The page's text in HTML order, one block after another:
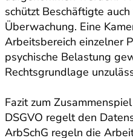
schützt Beschäftigte
Überwachung. Eine
Arbeitsbereich einzelner
psychische Belastung
Rechtsgrundlage
Fazit zum
DSGVO regelt den
ArbSchG regeln die